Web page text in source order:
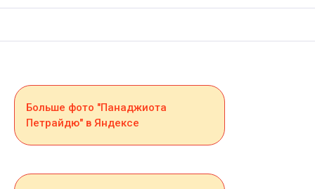
Больше фото "Панаджиота
Петрайдю" в Яндексе